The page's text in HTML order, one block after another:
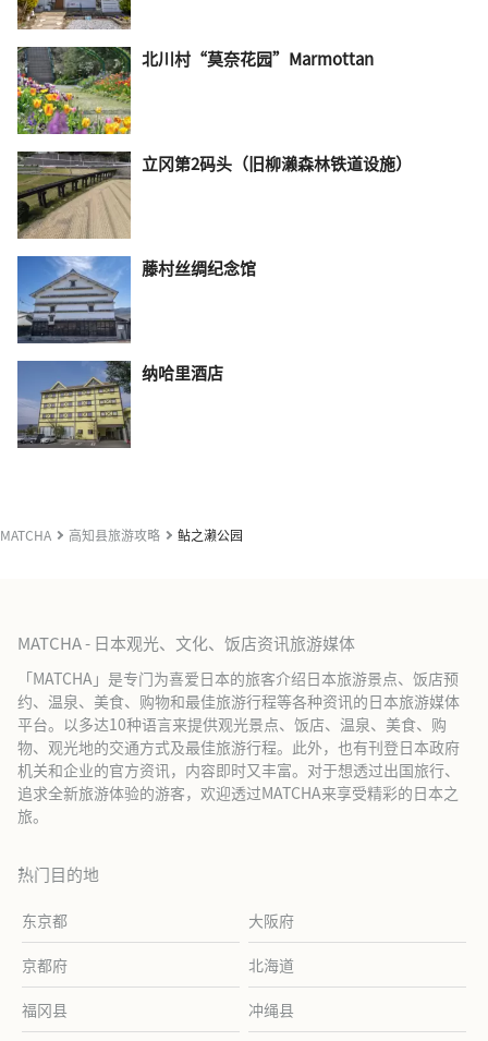
北川村“莫奈花园”Marmottan
立冈第2码头（旧柳濑森林铁道设施）
藤村丝绸纪念馆
纳哈里酒店
MATCHA 高知县旅游攻略 鲇之濑公园
MATCHA - 日本观光、文化、饭店资讯旅游媒体
「MATCHA」是专门为喜爱日本的旅客介绍日本旅游景点、饭店预
约、温泉、美食、购物和最佳旅游行程等各种资讯的日本旅游媒体
平台。以多达10种语言来提供观光景点、饭店、温泉、美食、购
物、观光地的交通方式及最佳旅游行程。此外，也有刊登日本政府
机关和企业的官方资讯，内容即时又丰富。对于想透过出国旅行、
追求全新旅游体验的游客，欢迎透过MATCHA来享受精彩的日本之
旅。
热门目的地
东京都 大阪府
京都府 北海道
福冈县 冲绳县